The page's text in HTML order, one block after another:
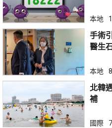
本地
手術
醫生
本地
北韓
補
國際